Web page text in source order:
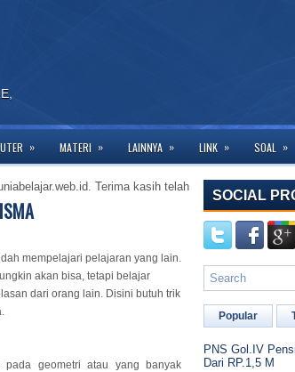
» MATERI » LAINNYA » LINK » SOAL »
Terima kasih telah berkunjung ke
mempelajari pelajaran yang lain.
akan bisa, tetapi belajar
dari orang lain. Disini butuh trik
pada geometri atau yang banyak
SOCIAL
Popular
PNS Gol.IV
Dari RP.1,5 M